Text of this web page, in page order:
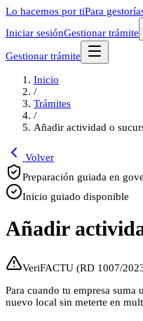
Lo hacemos por tiPara
Iniciar sesiónGestionar trámite
Gestionar trámite
Inicio
/
Trámites
/
Añadir actividad o
Volver
Preparación guiada en
Inicio guiado disponible
Añadir
VeriFACTU (RD 1007/
Para cuando tu empresa
nuevo local sin meterte en